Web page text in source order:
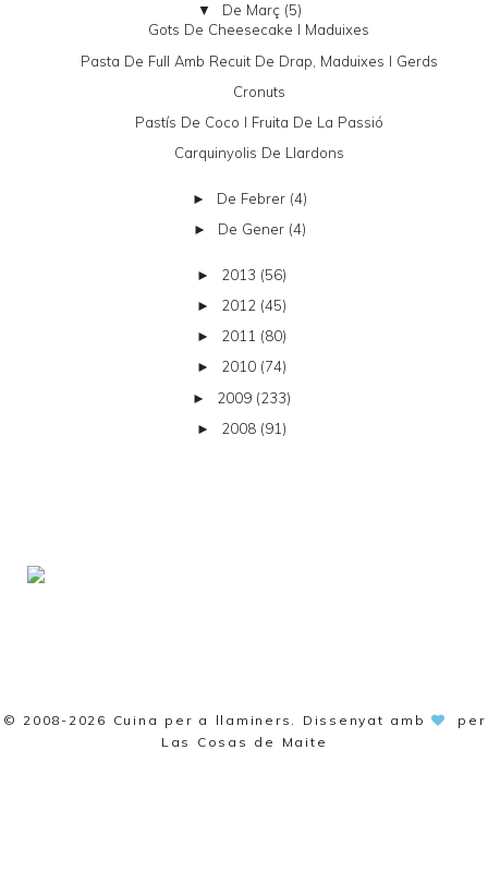
▼ De Març (5)
Gots De Cheesecake I Maduixes
Pasta De Full Amb Recuit De Drap, Maduixes I Gerds
Cronuts
Pastís De Coco I Fruita De La Passió
Carquinyolis De Llardons
► De Febrer (4)
► De Gener (4)
► 2013 (56)
► 2012 (45)
► 2011 (80)
► 2010 (74)
► 2009 (233)
► 2008 (91)
© 2008-2026 Cuina per a llaminers . Dissenyat amb
per
Las Cosas de Maite